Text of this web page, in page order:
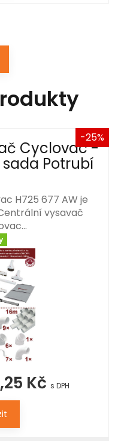
-25%
Cyclovac -
sada Potrubí
H725 677 AW je
vysavač
Kč s DPH